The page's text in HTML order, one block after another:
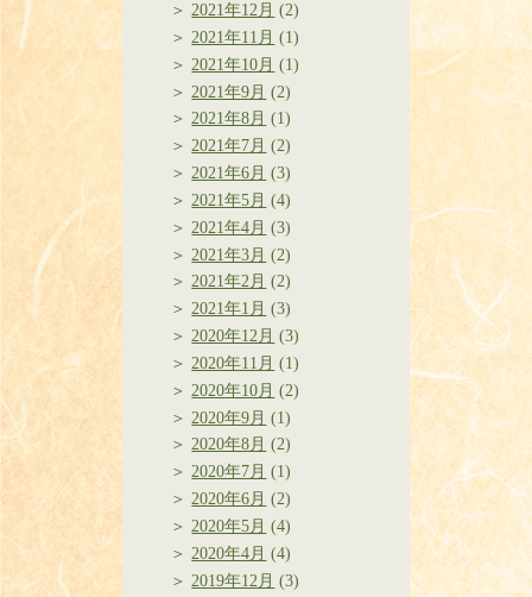
2021年12月 (2)
2021年11月 (1)
2021年10月 (1)
2021年9月 (2)
2021年8月 (1)
2021年7月 (2)
2021年6月 (3)
2021年5月 (4)
2021年4月 (3)
2021年3月 (2)
2021年2月 (2)
2021年1月 (3)
2020年12月 (3)
2020年11月 (1)
2020年10月 (2)
2020年9月 (1)
2020年8月 (2)
2020年7月 (1)
2020年6月 (2)
2020年5月 (4)
2020年4月 (4)
2019年12月 (3)